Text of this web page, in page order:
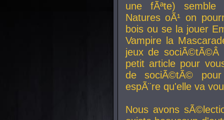
une fÃªte) semble
Natures oÃ¹ on
bois ou se la jouer
Vampire la
jeux de
petit article pour
de sociÃ©tÃ©
espÃ¨re qu'elle va
Nous avons